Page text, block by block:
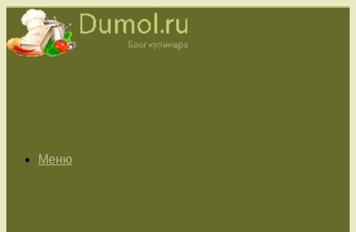
Меню